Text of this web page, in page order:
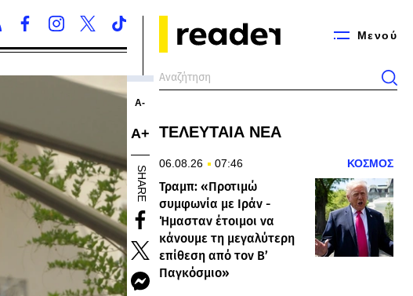
Μενού
Α-
Α+
SHARE
ΤΕΛΕΥΤΑΙΑ ΝΕΑ
06.08.26 07:46 ΚΟΣΜΟΣ
Τραμπ: «Προτιμώ
συμφωνία με Ιράν -
Ήμασταν έτοιμοι να
κάνουμε τη μεγαλύτερη
επίθεση από τον Β’
Παγκόσμιο»